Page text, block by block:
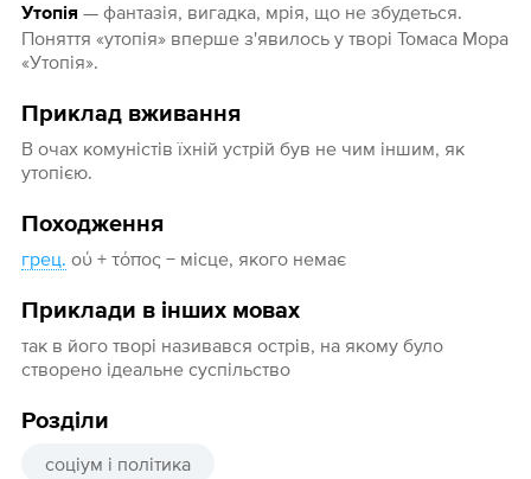
Утопія— фантазія, вигадка, мрія, що не збудеться.
Поняття «утопія» вперше з'явилось у творі Томаса Мора
«Утопія».
Приклад вживання
В очах комуністів їхній устрій був не чим іншим, як
утопією.
Походження
грец. ού + τόπος − місце, якого немає
Приклади в інших мовах
так в його творі називався острів, на якому було
створено ідеальне суспільство
Розділи
соціум і політика